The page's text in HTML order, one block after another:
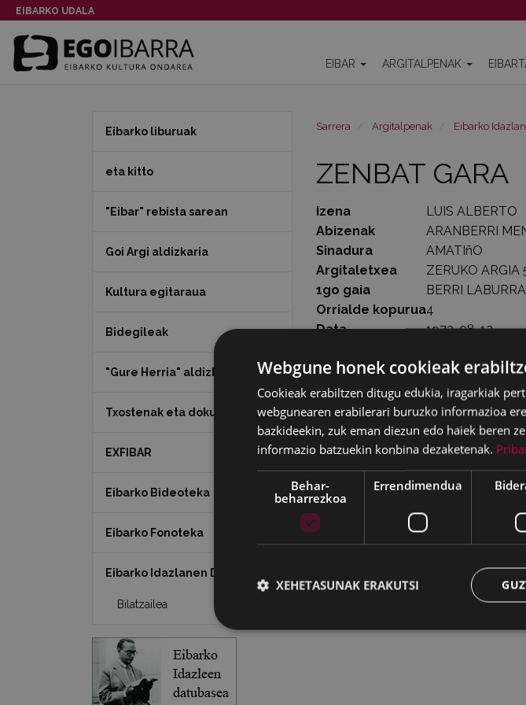
EIBARKO UDALA
EIBAR ARGITALPENAK
Sarrera Argitalpenak Eibarko
ZENBAT GARA
Izena
LUIS ALBERTO
Abizenak
ARANBERRI
Sinadura
AMATIñO
Argitaletxea
ZERUKO ARGIA
1go gaia
BERRI
Orrialde kopurua4
Data
1973-08-12
Eibarko liburuak
eta kitto
"Eibar" rebista sarean
Goi Argi aldizkaria
Kultura egitaraua
Bidegileak
"Gure Herria" aldizkaria
Txostenak eta dokumentuak
EXFIBAR
Eibarko Bideoteka
Eibarko Fonoteka
Eibarko Idazlanen Datu-basea
Bilatzailea
Webgune honek cookieak
Cookieak erabiltzen ditugu edukia, iragarkiak
webgunearen erabilerari buruzko informazioa
bazkideekin, zuk eman diezun edo haiek beren
informazio batzuekin konbina dezaketenak.
Behar-
beharrezkoa
Errendimendua
XEHETASUNAK ERAKUTSI